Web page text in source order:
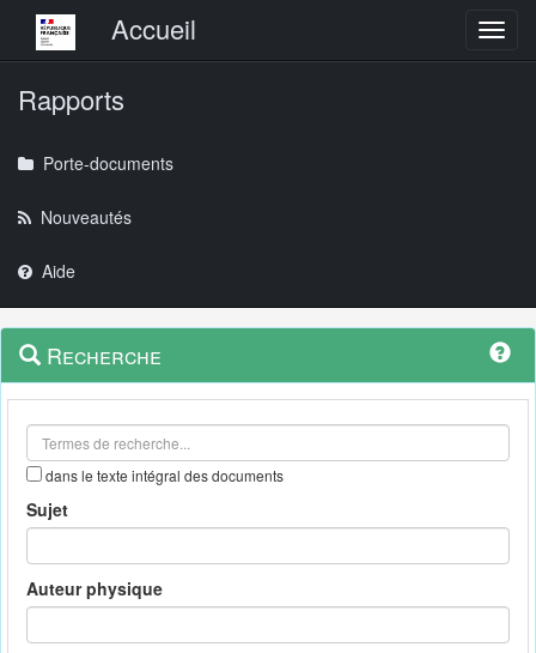
Menu principalAccueil
Rapports
Porte-documents
Nouveautés
Aide
Navigation
outils
Menu
contextuel
Recherche
dans le texte intégral des documents
Sujet
Auteur physique